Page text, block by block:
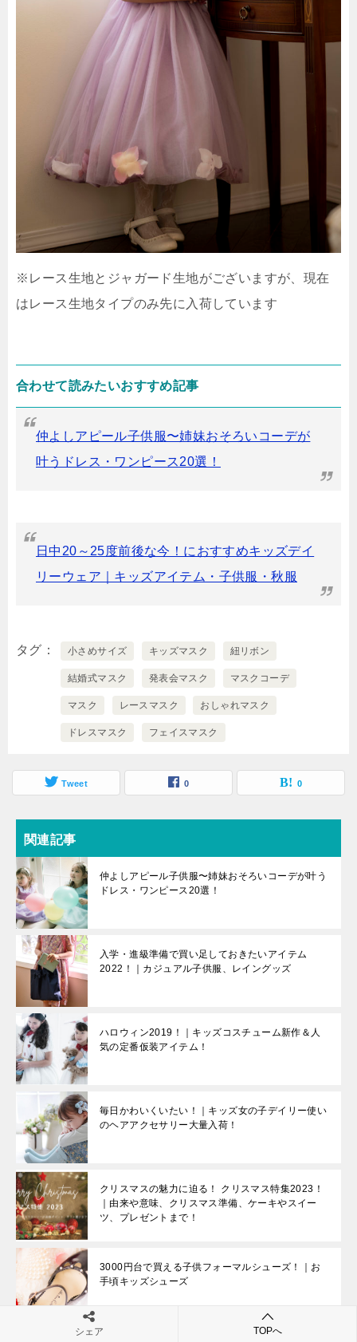
※レース生地とジャガード生地がございますが、現在
はレース生地タイプのみ先に入荷しています
合わせて読みたいおすすめ記事
仲よしアピール子供服〜姉妹おそろいコーデが
叶うドレス・ワンピース20選！
日中20～25度前後な今！におすすめキッズデイ
リーウェア｜キッズアイテム・子供服・秋服
タグ 小さめサイズ キッズマスク 紐リボン
結婚式マスク 発表会マスク マスクコーデ
マスク レースマスク おしゃれマスク
ドレスマスク フェイスマスク
Tweet 0 0
関連記事
仲よしアピール子供服〜姉妹おそろいコーデが叶う
ドレス・ワンピース20選！
入学・進級準備で買い足しておきたいアイテム
2022！｜カジュアル子供服、レイングッズ
ハロウィン2019！｜キッズコスチューム新作＆人
気の定番仮装アイテム！
毎日かわいくいたい！｜キッズ女の子デイリー使い
のヘアアクセサリー大量入荷！
クリスマスの魅力に迫る！ クリスマス特集2023！
｜由来や意味、クリスマス準備、ケーキやスイー
ツ、プレゼントまで！
3000円台で買える子供フォーマルシューズ！｜お
手頃キッズシューズ
シェア TOPへ